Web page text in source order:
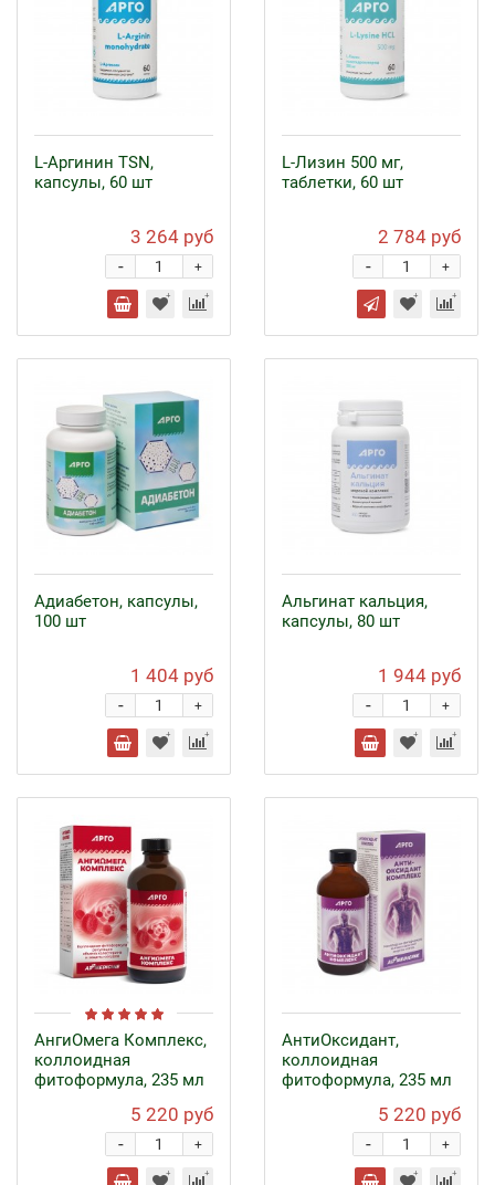
L-Аргинин TSN,
капсулы, 60 шт
3 264 руб
+
-
L-Лизин 500 мг,
таблетки, 60 шт
2 784 руб
+
-
Адиабетон, капсулы,
100 шт
1 404 руб
+
-
Альгинат кальция,
капсулы, 80 шт
1 944 руб
+
-
АнгиОмега Комплекс,
коллоидная
фитоформула, 235 мл
5 220 руб
+
-
АнтиОксидант,
коллоидная
фитоформула, 235 мл
5 220 руб
+
-